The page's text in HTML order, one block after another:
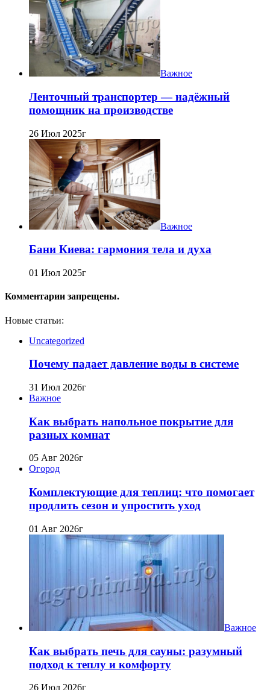
Важное
Ленточный транспортер — надёжный
помощник на производстве
26 Июл 2025г
Важное
Бани Киева: гармония тела и духа
01 Июл 2025г
Комментарии запрещены.
Новые статьи:
Uncategorized
Почему падает давление воды в системе
31 Июл 2026г
Важное
Как выбрать напольное покрытие для
разных комнат
05 Авг 2026г
Огород
Комплектующие для теплиц: что помогает
продлить сезон и упростить уход
01 Авг 2026г
Важное
Как выбрать печь для сауны: разумный
подход к теплу и комфорту
26 Июл 2026г